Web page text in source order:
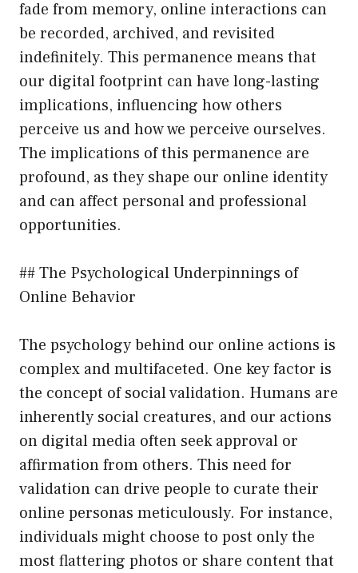
fade from memory, online interactions can
be recorded, archived, and revisited
indefinitely. This permanence means that
our digital footprint can have long-lasting
implications, influencing how others
perceive us and how we perceive ourselves.
The implications of this permanence are
profound, as they shape our online identity
and can affect personal and professional
opportunities.
## The Psychological Underpinnings of
Online Behavior
The psychology behind our online actions is
complex and multifaceted. One key factor is
the concept of social validation. Humans are
inherently social creatures, and our actions
on digital media often seek approval or
affirmation from others. This need for
validation can drive people to curate their
online personas meticulously. For instance,
individuals might choose to post only the
most flattering photos or share content that